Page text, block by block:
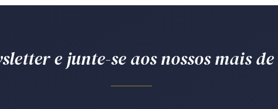
e junte-se aos nossos mais